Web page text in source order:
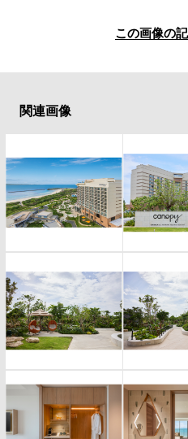
この画像の
関連画像